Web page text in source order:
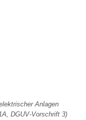
Anlagen
DGUV-Vorschrift 3)